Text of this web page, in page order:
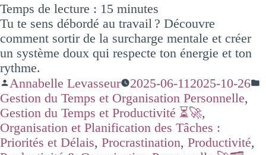
Temps de lecture : 15 minutes
Tu te sens débordé au travail ? Découvre
comment sortir de la surcharge mentale et créer
un système doux qui respecte ton énergie et ton
rythme.
Annabelle Levasseur
2025-06-11 2025-10-26
Gestion du Temps et Organisation Personnelle,
Gestion du Temps et Productivité ⏳🚀,
Organisation et Planification des Tâches :
Priorités et Délais, Procrastination, Productivité,